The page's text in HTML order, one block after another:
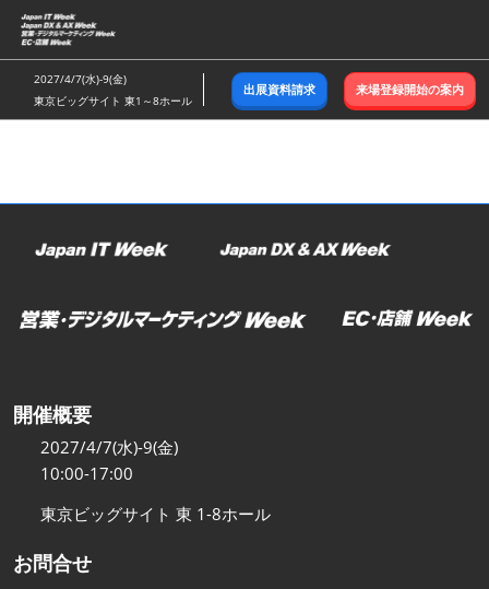
ス
キ
ッ
し
む
2027/4/7(水)-9(金)
東京ビッグサイト 東1～8ホール
出展資料請求 来場登録開始の案内
開催概要
2027/4/7(水)-9(金)
10:00-17:00
東京ビッグサイト 東 1-8ホール
お問合せ